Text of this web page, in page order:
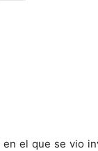
el que se vio